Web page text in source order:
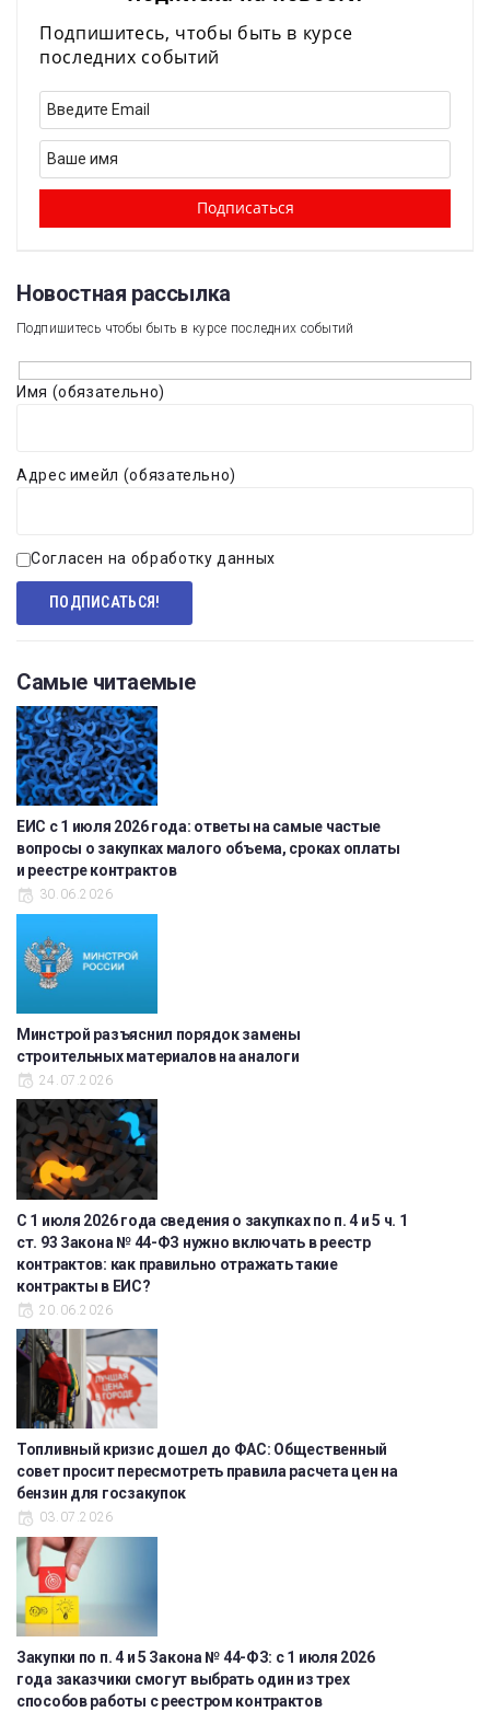
Подпишитесь, чтобы быть в курсе
последних событий
Новостная рассылка​
Подпишитесь чтобы быть в курсе последних событий
Имя (обязательно)
Адрес имейл (обязательно)
Согласен на обработку данных
Самые читаемые
ЕИС с 1 июля 2026 года: ответы на самые частые
вопросы о закупках малого объема, сроках оплаты
и реестре контрактов
30.06.2026
Минстрой разъяснил порядок замены
строительных материалов на аналоги
24.07.2026
С 1 июля 2026 года сведения о закупках по п. 4 и 5 ч. 1
ст. 93 Закона № 44-ФЗ нужно включать в реестр
контрактов: как правильно отражать такие
контракты в ЕИС?
20.06.2026
Топливный кризис дошел до ФАС: Общественный
совет просит пересмотреть правила расчета цен на
бензин для госзакупок
03.07.2026
Закупки по п. 4 и 5 Закона № 44-ФЗ: с 1 июля 2026
года заказчики смогут выбрать один из трех
способов работы с реестром контрактов